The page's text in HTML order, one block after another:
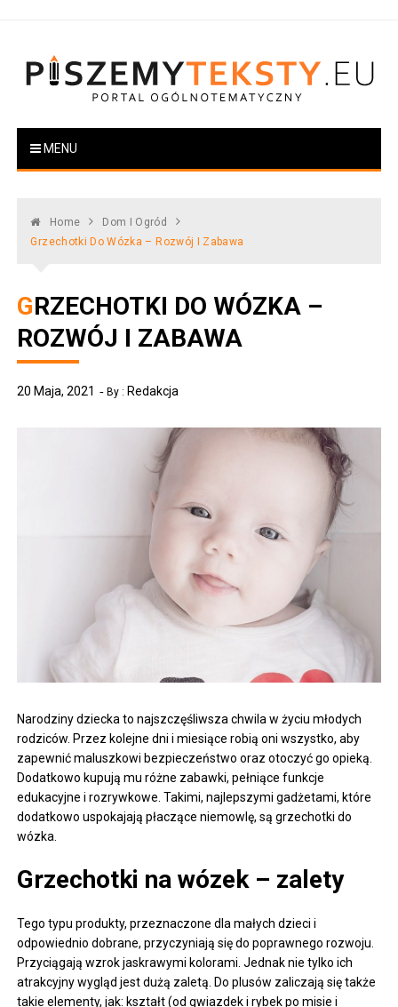
PiszemyTeksty.pl
Portal ogólnotematyczny
MENU
Home
Dom I Ogród
Grzechotki Do Wózka – Rozwój I Zabawa
GRZECHOTKI DO WÓZKA –
ROZWÓJ I ZABAWA
20 Maja, 2021 By : Redakcja
Narodziny dziecka to najszczęśliwsza chwila w życiu młodych
rodziców. Przez kolejne dni i miesiące robią oni wszystko, aby
zapewnić maluszkowi bezpieczeństwo oraz otoczyć go opieką.
Dodatkowo kupują mu różne zabawki, pełniące funkcje
edukacyjne i rozrywkowe. Takimi, najlepszymi gadżetami, które
dodatkowo uspokajają płaczące niemowlę, są grzechotki do
wózka.
Grzechotki na wózek – zalety
Tego typu produkty, przeznaczone dla małych dzieci i
odpowiednio dobrane, przyczyniają się do poprawnego rozwoju.
Przyciągają wzrok jaskrawymi kolorami. Jednak nie tylko ich
atrakcyjny wygląd jest dużą zaletą. Do plusów zaliczają się także
takie elementy, jak: kształt (od gwiazdek i rybek po misie i